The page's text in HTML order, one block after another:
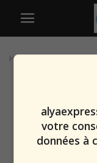
Home
votre
données à